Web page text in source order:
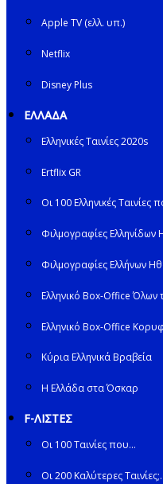
Apple TV (ελλ. υπ.)
Netflix
Disney Plus
ΕΛΛΑΔΑ
Ελληνικές Ταινίες 2020s
Ertflix GR
Οι 100 Ελληνικές Ταινίες
Φιλμογραφίες
Φιλμογραφίες Ελλήνων
Ελληνικό Box-Office Όλων
Ελληνικό Box-Office
Κύρια Ελληνικά Βραβεία
Η Ελλάδα στα Όσκαρ
F-ΛΙΣΤΕΣ
Οι 100 Ταινίες που…
Οι 200 Καλύτερες Ταινίες;.